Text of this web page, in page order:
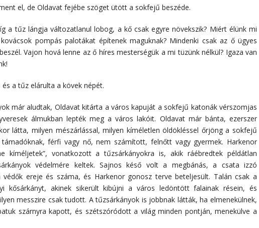
el, de Oldavat fejébe szöget ütött a sokfejű beszéde.
a tűz lángja változatlanul lobog, a kő csak egyre növekszik? Miért élünk mi
pompás palotákat építenek maguknak? Mindenki csak az ő ügyes
Vajon hová lenne az ő híres mesterségük a mi tüzünk nélkül? Igaza van
a tűz elárulta a kövek népét.
már aludtak, Oldavat kitárta a város kapuját a sokfejű katonák vérszomjas
álmukban lepték meg a város lakóit. Oldavat már bánta, ezerszer
látta, milyen mészárlással, milyen kíméletlen öldökléssel őrjöng a sokfejű
férfi vagy nő, nem számított, felnőtt vagy gyermek. Harkenor
kíméljetek”, vonatkozott a tűzsárkányokra is, akik ráébredtek példátlan
védelmére keltek. Sajnos késő volt a megbánás, a csata izzó
ereje és száma, és Harkenor gonosz terve beteljesült. Talán csak a
kősárkányt, akinek sikerült kibújni a város ledöntött falainak résein, és
messzire csak tudott. A tűzsárkányok is jobbnak látták, ha elmenekülnek,
szárnyra kapott, és szétszóródott a világ minden pontján, menekülve a